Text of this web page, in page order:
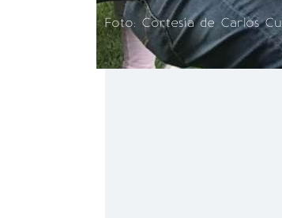
Foto: Cortesía de Carlos